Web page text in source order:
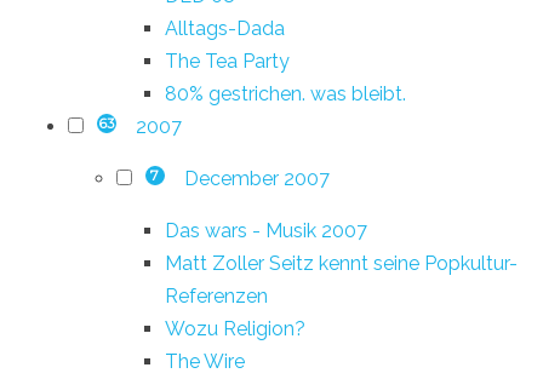
Alltags-Dada
The Tea Party
80% gestrichen. was bleibt.
63 2007
7 December 2007
Das wars - Musik 2007
Matt Zoller Seitz kennt seine Popkultur-
Referenzen
Wozu Religion?
The Wire